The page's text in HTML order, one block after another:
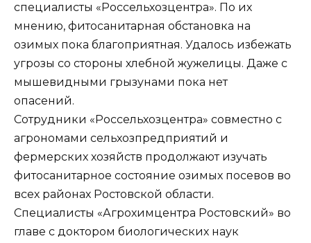
специалисты «Россельхозцентра». По их
мнению, фитосанитарная обстановка на
озимых пока благоприятная. Удалось избежать
угрозы со стороны хлебной жужелицы. Даже с
мышевидными грызунами пока нет
опасений.
Сотрудники «Россельхозцентра» совместно с
агрономами сельхозпредприятий и
фермерских хозяйств продолжают изучать
фитосанитарное состояние озимых посевов во
всех районах Ростовской области.
Специалисты «Агрохимцентра Ростовский» во
главе с доктором биологических наук